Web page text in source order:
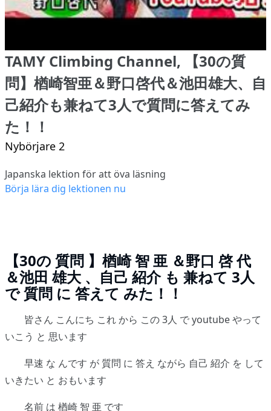
TAMY Climbing Channel, 【30の質
問】楢崎智亜＆野口啓代＆池田雄大、自
己紹介も兼ねて3人で質問に答えてみ
た！！
Nybörjare 2
Japanska lektion för att öva läsning
Börja lära dig lektionen nu
【30の 質問 】楢崎 智 亜 ＆野口 啓 代
＆池田 雄大 、自己 紹介 も 兼ねて 3人
で 質問 に 答えて みた！！
皆さん こんにち これ から この 3人 で youtube やって
いこう と 思います
早速 な んです が 質問 に 答え ながら 自己 紹介 を して
いきたい と おもいます
名前 は 楢崎 智 亜 です